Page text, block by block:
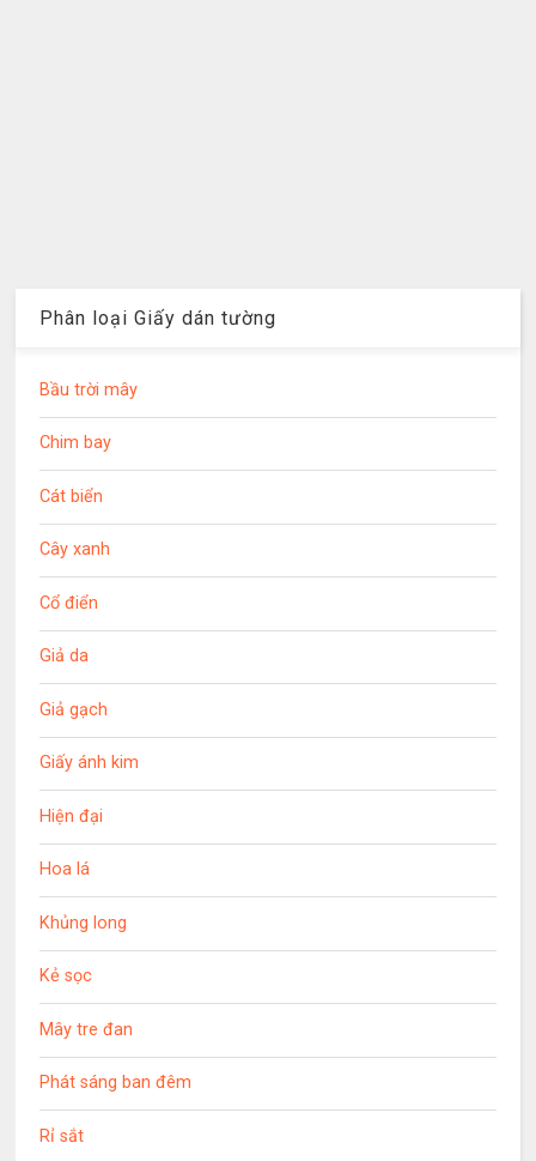
Phân loại Giấy dán tường
Bầu trời mây
Chim bay
Cát biển
Cây xanh
Cổ điển
Giả da
Giả gạch
Giấy ánh kim
Hiện đại
Hoa lá
Khủng long
Kẻ sọc
Mây tre đan
Phát sáng ban đêm
Rỉ sắt